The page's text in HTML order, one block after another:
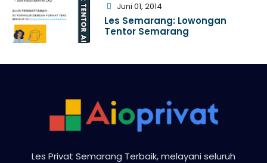
Juni 01, 2014
Les Semarang: Lowongan
Tentor Semarang
Les Privat Semarang Terbaik, melayani seluruh